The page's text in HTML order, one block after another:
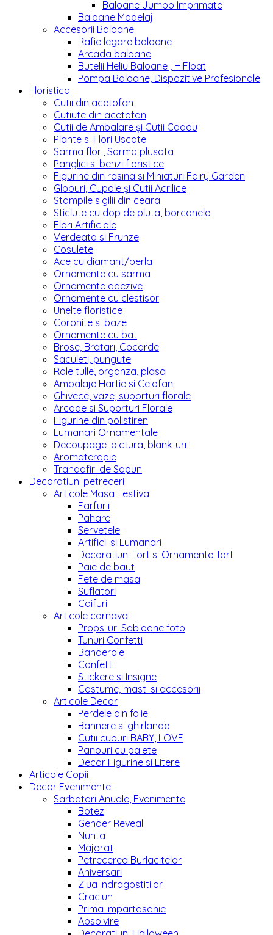
Baloane Jumbo Imprimate
Baloane Modelaj
Accesorii Baloane
Rafie legare baloane
Arcada baloane
Butelii Heliu Baloane , HiFloat
Pompa Baloane, Dispozitive Profesionale
Floristica
Cutii din acetofan
Cutiute din acetofan
Cutii de Ambalare și Cutii Cadou
Plante si Flori Uscate
Sarma flori, Sarma plusata
Panglici si benzi floristice
Figurine din rasina si Miniaturi Fairy Garden
Globuri, Cupole și Cutii Acrilice
Stampile sigilii din ceara
Sticlute cu dop de pluta, borcanele
Flori Artificiale
Verdeata si Frunze
Cosulete
Ace cu diamant/perla
Ornamente cu sarma
Ornamente adezive
Ornamente cu clestisor
Unelte floristice
Coronite si baze
Ornamente cu bat
Brose, Bratari, Cocarde
Saculeti, pungute
Role tulle, organza, plasa
Ambalaje Hartie si Celofan
Ghivece, vaze, suporturi florale
Arcade si Suporturi Florale
Figurine din polistiren
Lumanari Ornamentale
Decoupage, pictura, blank-uri
Aromaterapie
Trandafiri de Sapun
Decoratiuni petreceri
Articole Masa Festiva
Farfurii
Pahare
Servetele
Artificii si Lumanari
Decoratiuni Tort si Ornamente Tort
Paie de baut
Fete de masa
Suflatori
Coifuri
Articole carnaval
Props-uri Sabloane foto
Tunuri Confetti
Banderole
Confetti
Stickere si Insigne
Costume, masti si accesorii
Articole Decor
Perdele din folie
Bannere si ghirlande
Cutii cuburi BABY, LOVE
Panouri cu paiete
Decor Figurine si Litere
Articole Copii
Decor Evenimente
Sarbatori Anuale, Evenimente
Botez
Gender Reveal
Nunta
Majorat
Petrecerea Burlacitelor
Aniversari
Ziua Indragostitilor
Craciun
Prima Impartasanie
Absolvire